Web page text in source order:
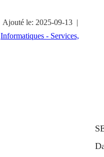
Ajouté le: 2025-09-13 |
Informatiques - Services,